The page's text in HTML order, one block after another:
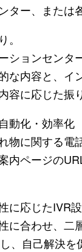
ター、または
ションセンタ
な内容と、イ
容に応じた振
動化・効率化
物に関する
内ページの
に応じたIVR
に合わせ、
、自己解決